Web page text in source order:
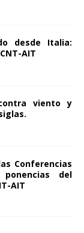
desde Italia:
AIT
viento y
Conferencias
del
AIT